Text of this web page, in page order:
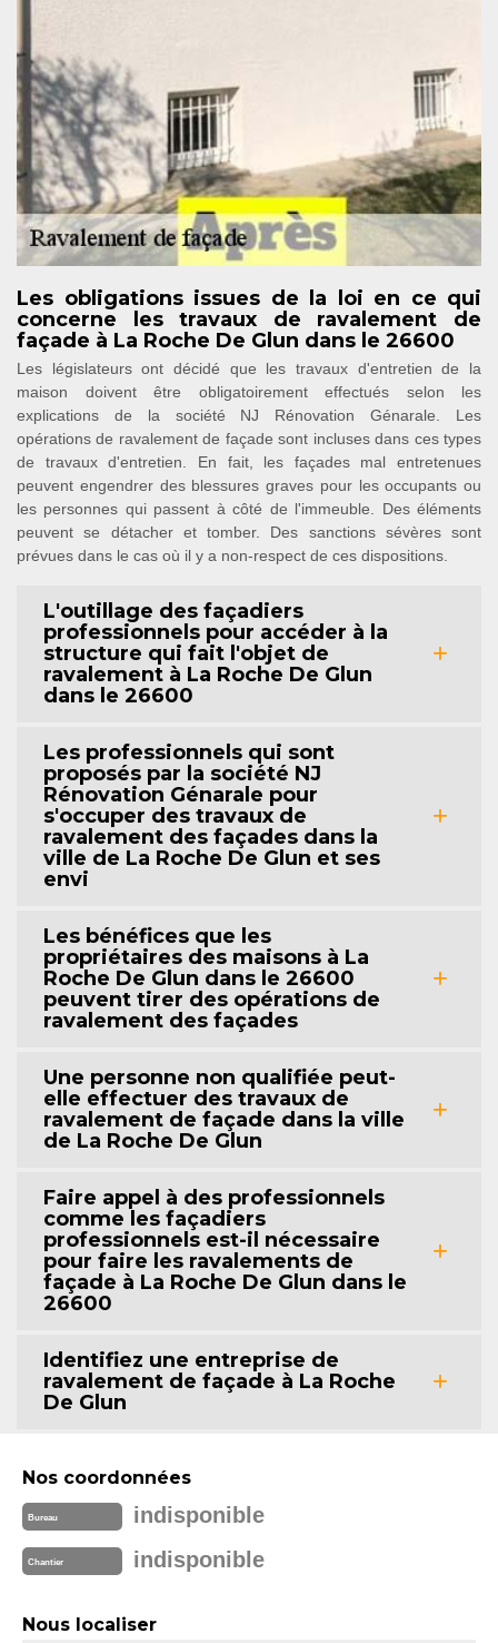
Les obligations issues de la loi en ce qui
concerne les travaux de ravalement de
façade à La Roche De Glun dans le 26600
Les législateurs ont décidé que les travaux d'entretien de la
maison doivent être obligatoirement effectués selon les
explications de la société NJ Rénovation Génarale. Les
opérations de ravalement de façade sont incluses dans ces types
de travaux d'entretien. En fait, les façades mal entretenues
peuvent engendrer des blessures graves pour les occupants ou
les personnes qui passent à côté de l'immeuble. Des éléments
peuvent se détacher et tomber. Des sanctions sévères sont
prévues dans le cas où il y a non-respect de ces dispositions.
L'outillage des façadiers
professionnels pour accéder à la
structure qui fait l'objet de
ravalement à La Roche De Glun
dans le 26600
Les professionnels qui sont
proposés par la société NJ
Rénovation Génarale pour
s'occuper des travaux de
ravalement des façades dans la
ville de La Roche De Glun et ses
envi
Les bénéfices que les
propriétaires des maisons à La
Roche De Glun dans le 26600
peuvent tirer des opérations de
ravalement des façades
Une personne non qualifiée peut-
elle effectuer des travaux de
ravalement de façade dans la ville
de La Roche De Glun
Faire appel à des professionnels
comme les façadiers
professionnels est-il nécessaire
pour faire les ravalements de
façade à La Roche De Glun dans le
26600
Identifiez une entreprise de
ravalement de façade à La Roche
De Glun
Nos coordonnées
Bureau indisponible
Chantier indisponible
Nous localiser